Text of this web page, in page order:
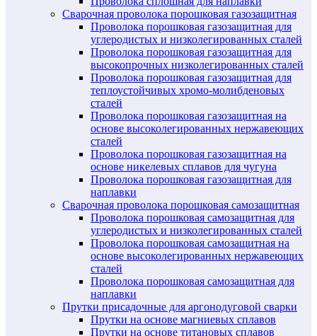
Сварочная проволока порошковая газозащитная
Проволока порошковая газозащитная для
углеродистых и низколегированных сталей
Проволока порошковая газозащитная для
высокопрочных низколегированных сталей
Проволока порошковая газозащитная для
теплоустойчивых хромо-молибденовых
сталей
Проволока порошковая газозащитная на
основе высоколегированных нержавеющих
сталей
Проволока порошковая газозащитная на
основе никелевых сплавов для чугуна
Проволока порошковая газозащитная для
наплавки
Сварочная проволока порошковая самозащитная
Проволока порошковая самозащитная для
углеродистых и низколегированных сталей
Проволока порошковая самозащитная на
основе высоколегированных нержавеющих
сталей
Проволока порошковая самозащитная для
наплавки
Прутки присадочные для аргонодуговой сварки
Прутки на основе магниевых сплавов
Прутки на основе титановых сплавов